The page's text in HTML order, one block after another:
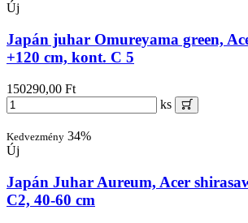
Új
Japán juhar Omureyama green,
+120 cm, kont. C 5
150290,00 Ft
ks
Kedvezmény 34%
Új
Japán Juhar Aureum, Acer
C2, 40-60 cm